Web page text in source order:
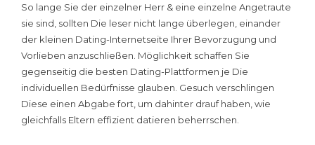
So lange Sie der einzelner Herr & eine einzelne Angetraute
sie sind, sollten Die leser nicht lange überlegen, einander
der kleinen Dating-Internetseite Ihrer Bevorzugung und
Vorlieben anzuschließen. Möglichkeit schaffen Sie
gegenseitig die besten Dating-Plattformen je Die
individuellen Bedürfnisse glauben. Gesuch verschlingen
Diese einen Abgabe fort, um dahinter drauf haben, wie
gleichfalls Eltern effizient datieren beherrschen.